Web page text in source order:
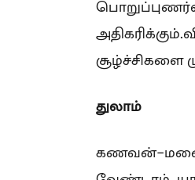
சூழ்ச்சிகளை
துலாம்
கணவன்-